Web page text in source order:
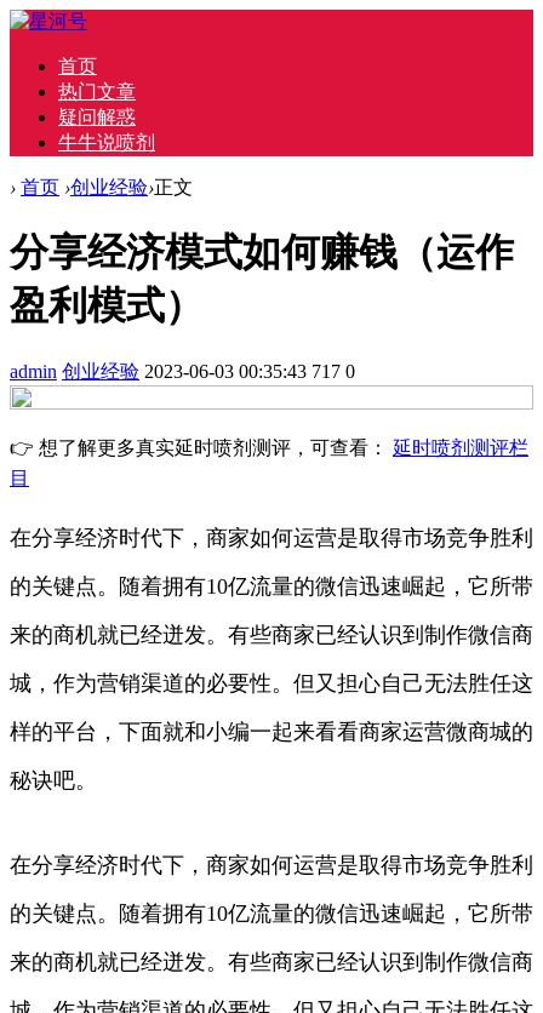
首页
热门文章
疑问解惑
牛牛说喷剂
› 首页 ›创业经验›正文
分享经济模式如何赚钱（运作
盈利模式）
admin 创业经验 2023-06-03 00:35:43 717 0
👉 想了解更多真实延时喷剂测评，可查看： 延时喷剂测评栏
目
在分享经济时代下，商家如何运营是取得市场竞争胜利
的关键点。随着拥有10亿流量的微信迅速崛起，它所带
来的商机就已经迸发。有些商家已经认识到制作微信商
城，作为营销渠道的必要性。但又担心自己无法胜任这
样的平台，下面就和小编一起来看看商家运营微商城的
秘诀吧。
在分享经济时代下，商家如何运营是取得市场竞争胜利
的关键点。随着拥有10亿流量的微信迅速崛起，它所带
来的商机就已经迸发。有些商家已经认识到制作微信商